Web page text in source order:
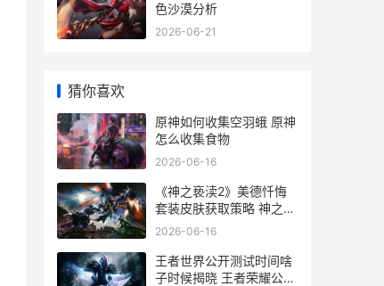
色沙漠分析
2026-06-21
猜你喜欢
原神如何收集空羽蛾 原神
怎么收集食物
2026-06-16
《神之亵渎2》美德忏悔
套装皮肤获取策略 神之亵
渎2空中冲刺怎么获得
2026-06-16
王者世界公开测试时间啥
子时候揭晓 王者荣耀公测